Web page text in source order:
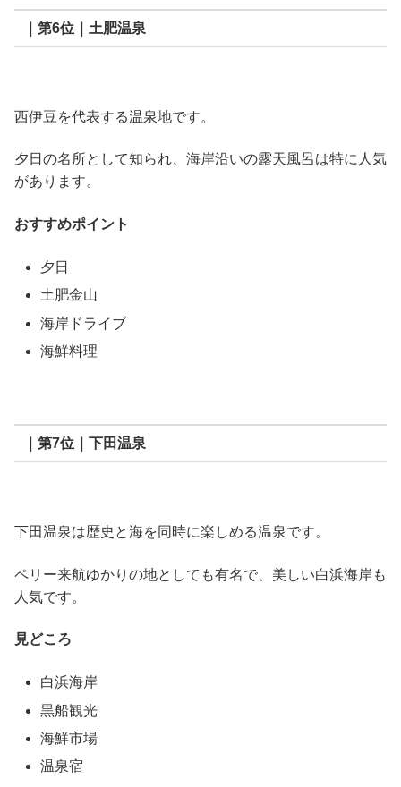
｜第6位｜土肥温泉
西伊豆を代表する温泉地です。
夕日の名所として知られ、海岸沿いの露天風呂は特に人気
があります。
おすすめポイント
夕日
土肥金山
海岸ドライブ
海鮮料理
｜第7位｜下田温泉
下田温泉は歴史と海を同時に楽しめる温泉です。
ペリー来航ゆかりの地としても有名で、美しい白浜海岸も
人気です。
見どころ
白浜海岸
黒船観光
海鮮市場
温泉宿